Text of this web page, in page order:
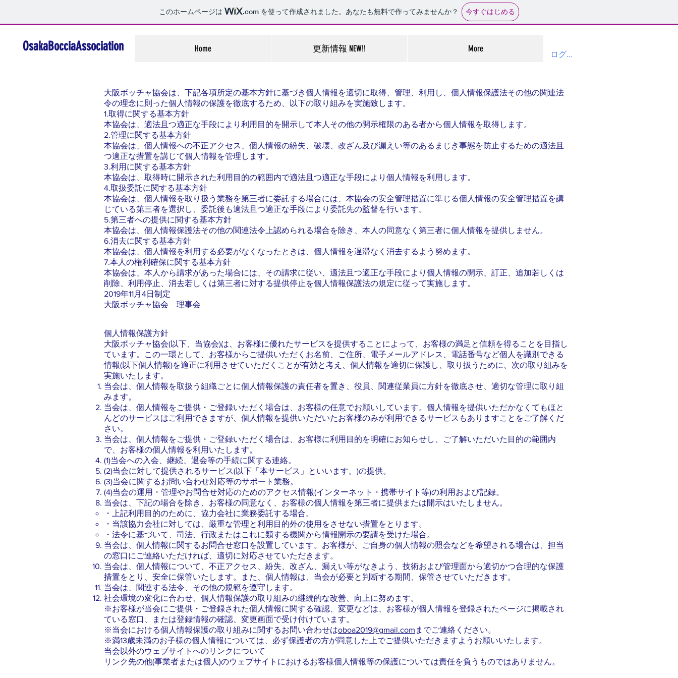
このホームページは .com を使って作成されました。あなたも無料で作ってみませんか？ 今すぐはじめる
Home 更新情報 NEW!! More
OsakaBocciaAssociation
ログイン
大阪ボッチャ協会は、下記各項所定の基本方針に基づき個人情報を適切に取得、管理、利用し、個人情報保護法その他の関連法
令の理念に則った個人情報の保護を徹底するため、以下の取り組みを実施致します。
1.取得に関する基本方針
本協会は、適法且つ適正な手段により利用目的を開示して本人その他の開示権限のある者から個人情報を取得します。
2.管理に関する基本方針
本協会は、個人情報への不正アクセス、個人情報の紛失、破壊、改ざん及び漏えい等のあるまじき事態を防止するための適法且
つ適正な措置を講じて個人情報を管理します。
3.利用に関する基本方針
本協会は、取得時に開示された利用目的の範囲内で適法且つ適正な手段により個人情報を利用します。
4.取扱委託に関する基本方針
本協会は、個人情報を取り扱う業務を第三者に委託する場合には、本協会の安全管理措置に準じる個人情報の安全管理措置を講
じている第三者を選択し、委託後も適法且つ適正な手段により委託先の監督を行います。
5.第三者への提供に関する基本方針
本協会は、個人情報保護法その他の関連法令上認められる場合を除き、本人の同意なく第三者に個人情報を提供しません。
6.消去に関する基本方針
本協会は、個人情報を利用する必要がなくなったときは、個人情報を遅滞なく消去するよう努めます。
7.本人の権利確保に関する基本方針
本協会は、本人から請求があった場合には、その請求に従い、適法且つ適正な手段により個人情報の開示、訂正、追加若しくは
削除、利用停止、消去若しくは第三者に対する提供停止を個人情報保護法の規定に従って実施します。
2019年11月4日制定
大阪ボッチャ協会 理事会
個人情報保護方針
大阪ボッチャ協会(以下、当協会)は、お客様に優れたサービスを提供することによって、お客様の満足と信頼を得ることを目指し
ています。この一環として、お客様からご提供いただくお名前、ご住所、電子メールアドレス、電話番号など個人を識別できる
情報(以下個人情報)を適正に利用させていただくことが有効と考え、個人情報を適切に保護し、取り扱うために、次の取り組みを
実施いたします。
当会は、個人情報を取扱う組織ごとに個人情報保護の責任者を置き、役員、関連従業員に方針を徹底させ、適切な管理に取り組
みます。
当会は、個人情報をご提供・ご登録いただく場合は、お客様の任意でお願いしています。個人情報を提供いただかなくてもほと
んどのサービスはご利用できますが、個人情報を提供いただいたお客様のみが利用できるサービスもありますことをご了解くだ
さい。
当会は、個人情報をご提供・ご登録いただく場合は、お客様に利用目的を明確にお知らせし、ご了解いただいた目的の範囲内
で、お客様の個人情報を利用いたします。
(1)当会への入会、継続、退会等の手続に関する連絡。
(2)当会に対して提供されるサービス(以下「本サービス」といいます。)の提供。
(3)当会に関するお問い合わせ対応等のサポート業務。
(4)当会の運用・管理やお問合せ対応のためのアクセス情報(インターネット・携帯サイト等)の利用および記録。
当会は、下記の場合を除き、お客様の同意なく、お客様の個人情報を第三者に提供または開示はいたしません。
・上記利用目的のために、協力会社に業務委託する場合。
・当該協力会社に対しては、厳重な管理と利用目的外の使用をさせない措置をとります。
・法令に基づいて、司法、行政またはこれに類する機関から情報開示の要請を受けた場合。
当会は、個人情報に関するお問合せ窓口を設置しています。お客様が、ご自身の個人情報の照会などを希望される場合は、担当
の窓口にご連絡いただければ、適切に対応させていただきます。
当会は、個人情報について、不正アクセス、紛失、改ざん、漏えい等がなきよう、技術および管理面から適切かつ合理的な保護
措置をとり、安全に保管いたします。また、個人情報は、当会が必要と判断する期間、保管させていただきます。
当会は、関連する法令、その他の規範を遵守します。
社会環境の変化に合わせ、個人情報保護の取り組みの継続的な改善、向上に努めます。
※お客様が当会にご提供・ご登録された個人情報に関する確認、変更などは、お客様が個人情報を登録されたページに掲載され
ている窓口、または登録情報の確認、変更画面で受け付けています。
※当会における個人情報保護の取り組みに関するお問い合わせはoboa2019@gmail.com までご連絡ください。
※満13歳未満のお子様の個人情報については、必ず保護者の方が同意した上でご提供いただきますようお願いいたします。
当会以外のウェブサイトへのリンクについて
リンク先の他(事業者または個人)のウェブサイトにおけるお客様個人情報等の保護については責任を負うものではありません。